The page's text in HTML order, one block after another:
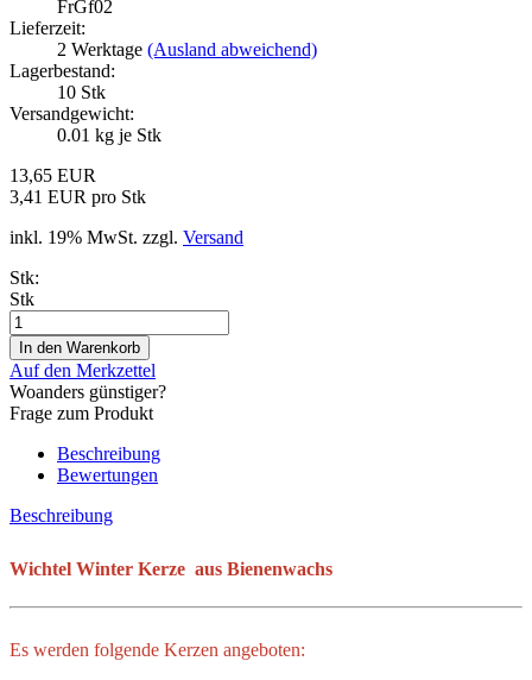
FrGf02
Lieferzeit:
2 Werktage (Ausland abweichend)
Lagerbestand:
10 Stk
Versandgewicht:
0.01 kg je Stk
13,65 EUR
3,41 EUR pro Stk
inkl. 19% MwSt. zzgl. Versand
Stk:
Stk
Auf den Merkzettel
Woanders günstiger?
Frage zum Produkt
Beschreibung
Bewertungen
Beschreibung
Wichtel Winter Kerze aus Bienenwachs
Es werden folgende Kerzen angeboten: